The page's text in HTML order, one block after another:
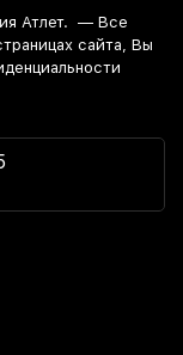
Атлет. — Все
сайта, Вы